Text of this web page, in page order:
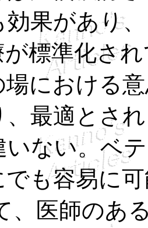
効果があり
標準化さ
場における
、最適とさ
いない。ベ
も容易に
、医師のあ